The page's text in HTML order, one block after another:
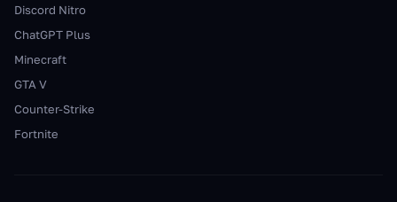
Discord Nitro
ChatGPT Plus
Minecraft
GTA V
Counter-Strike
Fortnite